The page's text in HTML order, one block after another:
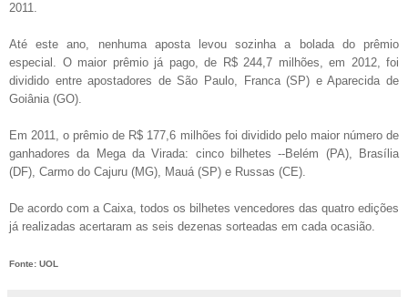
2011.
Até este ano, nenhuma aposta levou sozinha a bolada do prêmio
especial. O maior prêmio já pago, de R$ 244,7 milhões, em 2012, foi
dividido entre apostadores de São Paulo, Franca (SP) e Aparecida de
Goiânia (GO).
Em 2011, o prêmio de R$ 177,6 milhões foi dividido pelo maior número de
ganhadores da Mega da Virada: cinco bilhetes --Belém (PA), Brasília
(DF), Carmo do Cajuru (MG), Mauá (SP) e Russas (CE).
De acordo com a Caixa, todos os bilhetes vencedores das quatro edições
já realizadas acertaram as seis dezenas sorteadas em cada ocasião.
Fonte: UOL